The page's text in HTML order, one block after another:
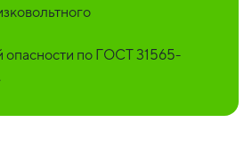
опасности по ГОСТ 31565-